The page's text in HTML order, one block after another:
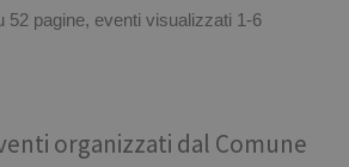
52 pagine, eventi visualizzati 1-6
organizzati dal Comune